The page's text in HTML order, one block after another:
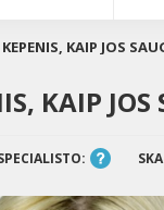
KAIP JOS
KAIP